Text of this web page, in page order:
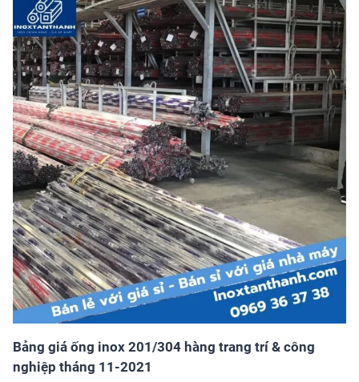
Bảng giá ống inox 201/304 hàng trang trí & công
nghiệp tháng 11-2021